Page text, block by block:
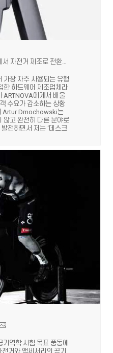
Fuse 시리즈를 통해 그래픽 디자인에서 자전거 제조로 전환하다
가장 자주 사용되는 유행
한 하드웨어 제조업체라
ARTNOVA에게서 배울
수요가 감소하는 상황
Artur Dmochowski는
않고 완전히 다른 분야로
전하면서 저는 ‘데스크
역학 시험 목표 풍동에
거와 액세서리의 공기